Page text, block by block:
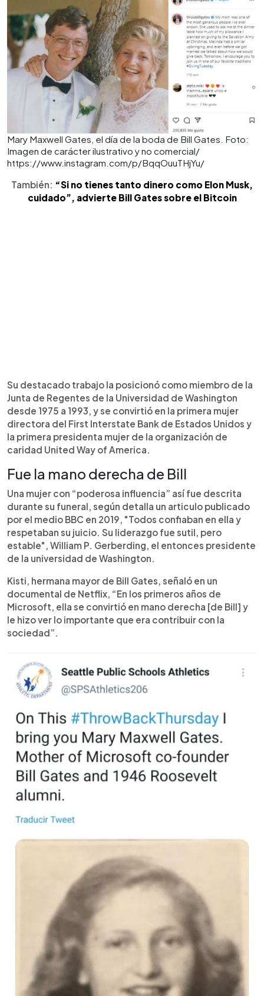
Mary Maxwell Gates, el día de la boda de Bill Gates. Foto:
Imagen de carácter ilustrativo y no comercial/
https://www.instagram.com/p/BqqOuuTHjYu/
También: “Si no tienes tanto dinero como Elon Musk,
cuidado”, advierte Bill Gates sobre el Bitcoin
Su destacado trabajo la posicionó como miembro de la
Junta de Regentes de la Universidad de Washington
desde 1975 a 1993, y se convirtió en la primera mujer
directora del First Interstate Bank de Estados Unidos y
la primera presidenta mujer de la organización de
caridad United Way of America.
Fue la mano derecha de Bill
Una mujer con “poderosa influencia” así fue descrita
durante su funeral, según detalla un articulo publicado
por el medio BBC en 2019, "Todos confiaban en ella y
respetaban su juicio. Su liderazgo fue sutil, pero
estable", William P. Gerberding, el entonces presidente
de la universidad de Washington.
Kisti, hermana mayor de Bill Gates, señaló en un
documental de Netflix, “En los primeros años de
Microsoft, ella se convirtió en mano derecha [de Bill] y
le hizo ver lo importante que era contribuir con la
sociedad”.